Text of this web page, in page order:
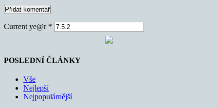
Current ye@r *
POSLEDNÍ ČLÁNKY
Vše
Nejlepší
Nejpopulárnější